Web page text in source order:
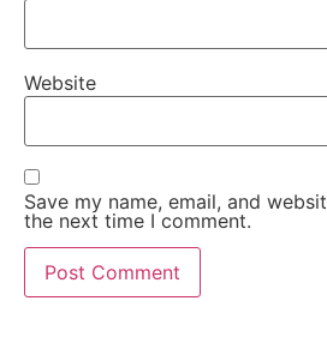
Website
Save my name, email, and
the next time I comment.